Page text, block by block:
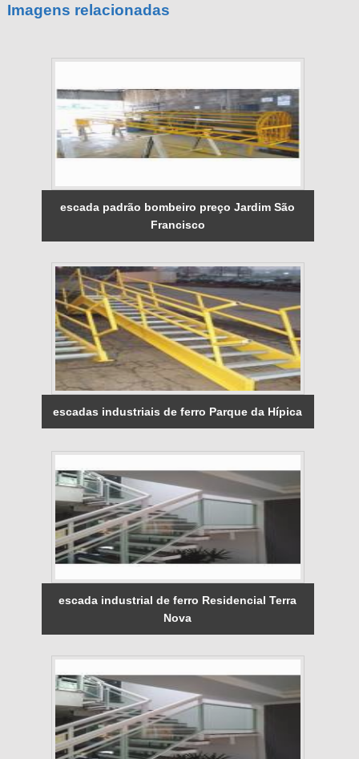
Imagens relacionadas
escada padrão bombeiro preço Jardim São
Francisco
escadas industriais de ferro Parque da Hípica
escada industrial de ferro Residencial Terra
Nova